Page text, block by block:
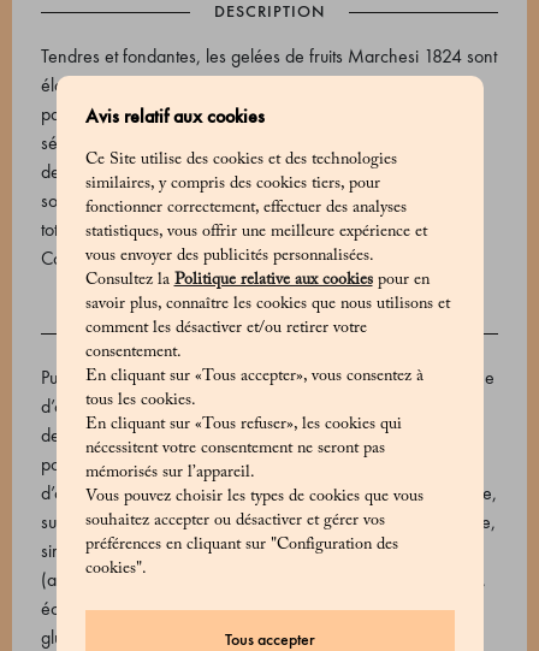
Avis relatif aux cookies
Ce Site utilise des cookies et des technologies
similaires, y compris des cookies tiers, pour
fonctionner correctement, effectuer des analyses
statistiques, vous offrir une meilleure expérience et
vous envoyer des publicités personnalisées.
Consultez la Politique relative aux cookiespour en
savoir plus, connaître les cookies que nous utilisons et
comment les désactiver et/ou retirer votre
consentement.
En cliquant sur «Tous accepter», vous consentez à
tous les cookies.
En cliquant sur «Tous refuser», les cookies qui
nécessitent votre consentement ne seront pas
mémorisés sur l’appareil.
Vous pouvez choisir les types de cookies que vous
souhaitez accepter ou désactiver et gérer vos
préférences en cliquant sur "Configuration des
cookies".
Tous accepter
DESCRIPTION
Tendres et fondantes, les gelées de fruits Marchesi 1824 sont
élaborées selon des méthodes artisanales traditionnelles, à
partir d’un mélange de fruits frais et d’huiles essentielles. La
sélection comprend les saveurs ananas et poire. Enrobées
de délicats cristaux de sucre qui en exaltent la saveur, elles
sont présentées dans un coffret de 2 pièces, pour un poids
total de 20 g.
Code produit: 500612025_V
INGRÈDIENTS
Purée d’ananas, purée de mandarine, purée de citron, purée
d’orange, purée de pamplemousse, purée d’abricot, purée
de poire, purée de framboise, purée de cerise, purée de
pomme, purée de citron, framboise lyophilisée, écorce
d’orange confite (écorce d’orange, sirop de glucose‑fructose,
sucre), écorce de mandarine en filets (écorce de mandarine,
sirop de glucose et fructose, sucre), amarena semi‑confite
(amarena, sirop de glucose, sucre), sucre, sirop de glucose,
écorce de citron confite (écorce de citron, sirop de
glucose‑fructose, sucre), vanille (sirop de sucre de canne,